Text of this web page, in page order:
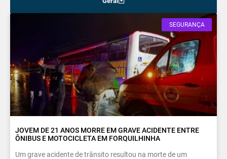
SEGURANÇA
JOVEM DE 21 ANOS MORRE EM GRAVE ACIDENTE ENTRE
ÔNIBUS E MOTOCICLETA EM FORQUILHINHA
Um grave acidente de trânsito resultou na morte de um